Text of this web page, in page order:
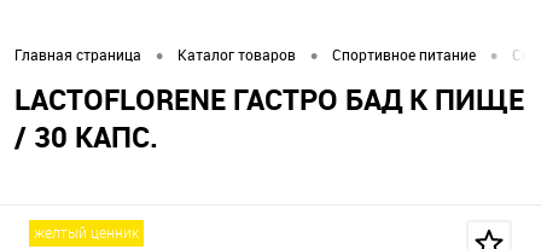
Главная страница • Каталог товаров • Спортивное питание •
LACTOFLORENE ГАСТРО БАД К ПИЩЕ
/ 30 КАПС.
желтый ценник